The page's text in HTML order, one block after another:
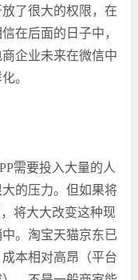
了很大的权限，在
在后面的日子中，
企业未来在微信中
。
需要投入大量的人
的压力。但如果将
将大大改变这种现
。淘宝天猫京东已
本相对高昂（平台